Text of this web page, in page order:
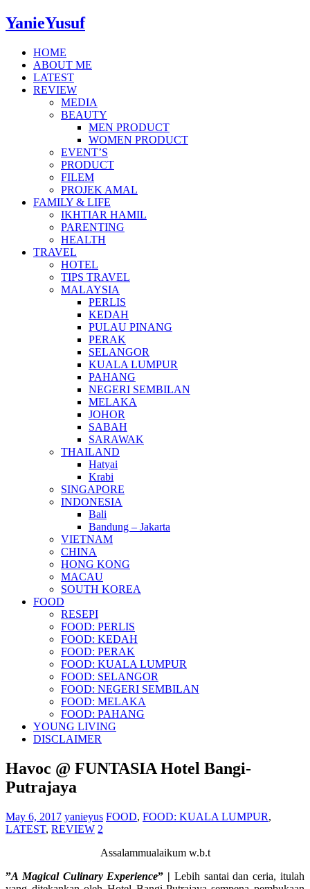
YanieYusuf
HOME
ABOUT ME
LATEST
REVIEW
MEDIA
BEAUTY
MEN PRODUCT
WOMEN PRODUCT
EVENT’S
PRODUCT
FILEM
PROJEK AMAL
FAMILY & LIFE
IKHTIAR HAMIL
PARENTING
HEALTH
TRAVEL
HOTEL
TIPS TRAVEL
MALAYSIA
PERLIS
KEDAH
PULAU PINANG
PERAK
SELANGOR
KUALA LUMPUR
PAHANG
NEGERI SEMBILAN
MELAKA
JOHOR
SABAH
SARAWAK
THAILAND
Hatyai
Krabi
SINGAPORE
INDONESIA
Bali
Bandung – Jakarta
VIETNAM
CHINA
HONG KONG
MACAU
SOUTH KOREA
FOOD
RESEPI
FOOD: PERLIS
FOOD: KEDAH
FOOD: PERAK
FOOD: KUALA LUMPUR
FOOD: SELANGOR
FOOD: NEGERI SEMBILAN
FOOD: MELAKA
FOOD: PAHANG
YOUNG LIVING
DISCLAIMER
Havoc @ FUNTASIA Hotel Bangi-
Putrajaya
May 6, 2017 yanieyus FOOD, FOOD: KUALA LUMPUR,
LATEST, REVIEW 2
Assalammualaikum w.b.t
”A Magical Culinary Experience” | Lebih santai dan ceria, itulah